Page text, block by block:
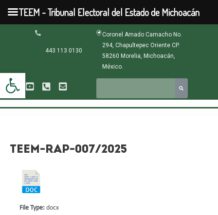
Abrir barra de herramientas
contenido
443 113 0130
Coronel Amado Camacho No.
294, Chapultepec Oriente CP.
58260 Morelia, Michoacán,
México.
TEEM-RAP-007/2025
File Type: docx
TEEM - Tribunal Electoral del Estado de Michoacán